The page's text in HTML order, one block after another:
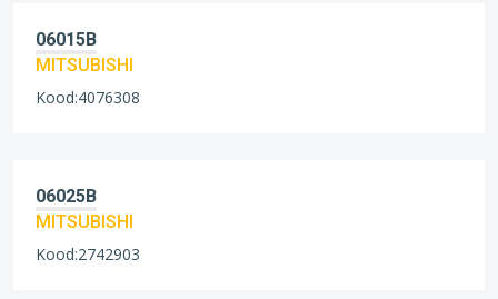
06015B
MITSUBISHI
Kood:4076308
06025B
MITSUBISHI
Kood:2742903